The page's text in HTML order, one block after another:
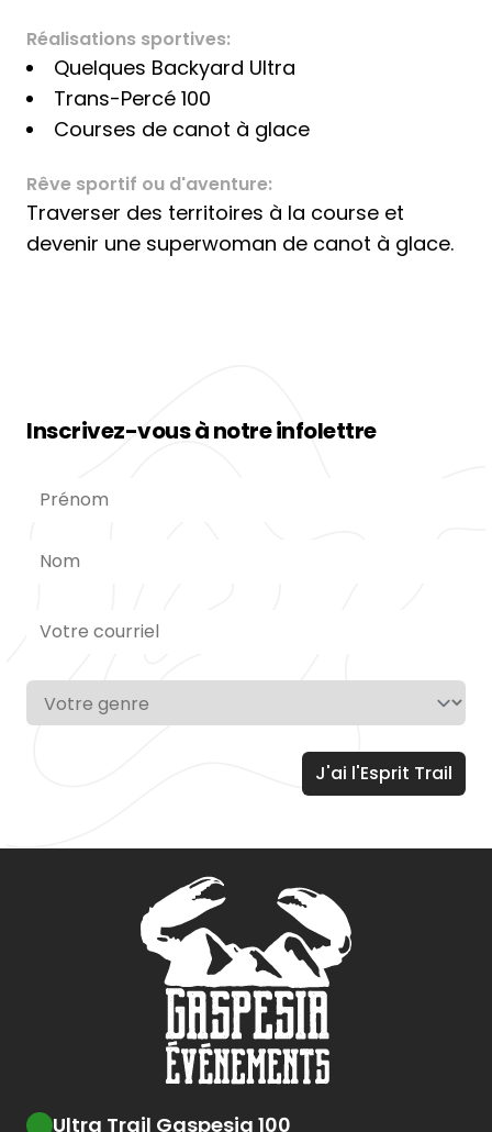
Réalisations sportives:
Quelques Backyard Ultra
Trans-Percé 100
Courses de canot à glace
Rêve sportif ou d'aventure:
Traverser des territoires à la course et
devenir une superwoman de canot à glace.
Inscrivez-vous à notre infolettre
Ultra Trail Gaspesia 100